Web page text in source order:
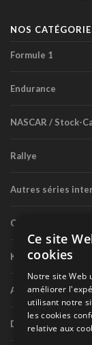
NOS
Formule 1
Endurance
NASCAR / Stock-
Rallye
Autres séries
Circuit routier
Karting
Autres séries
Divers
Ce site
cookies
Notre site Web
améliorer
utilisant notre
les cookies
relative aux